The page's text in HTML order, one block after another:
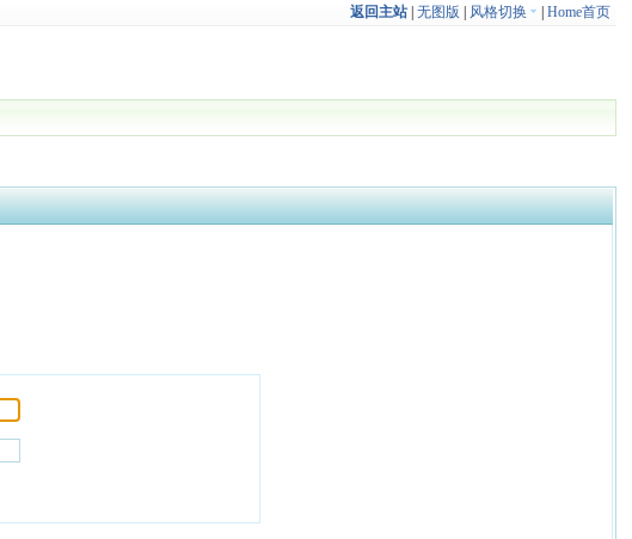
返回主站| 无图版 风格切换 Home首页